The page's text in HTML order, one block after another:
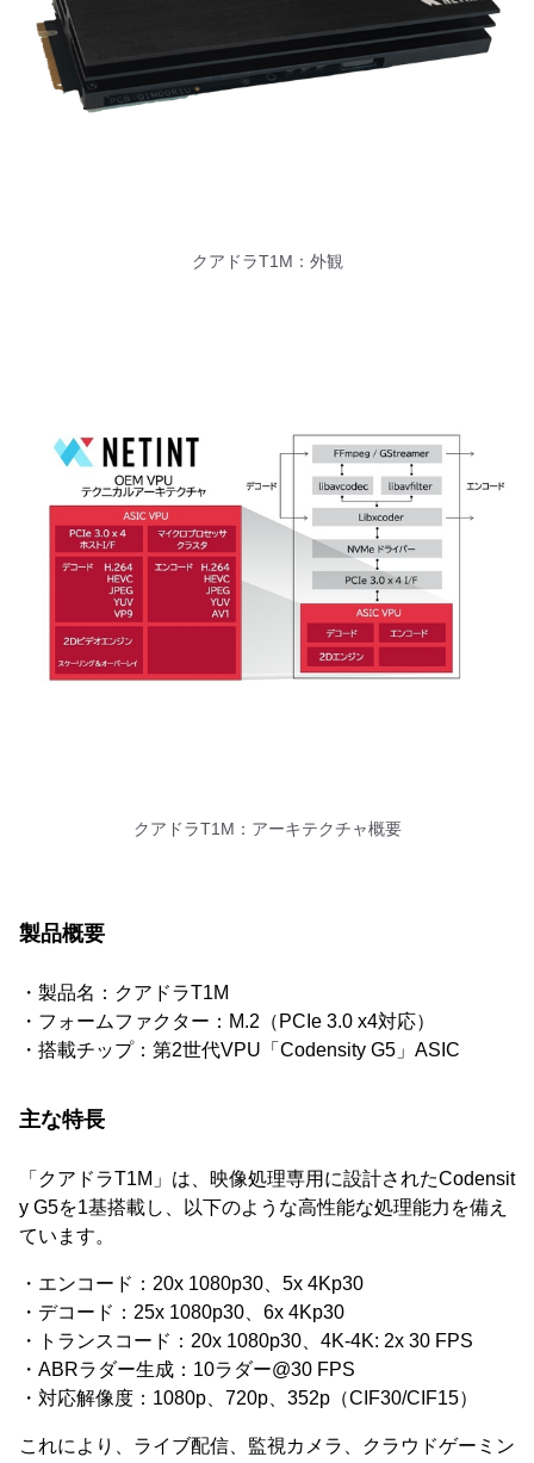
クアドラT1M：外観
クアドラT1M：アーキテクチャ概要
製品概要
・製品名：クアドラT1M
・フォームファクター：M.2（PCIe 3.0 x4対応）
・搭載チップ：第2世代VPU「Codensity G5」ASIC
主な特長
「クアドラT1M」は、映像処理専用に設計されたCodensit
y G5を1基搭載し、以下のような高性能な処理能力を備え
ています。
・エンコード：20x 1080p30、5x 4Kp30
・デコード：25x 1080p30、6x 4Kp30
・トランスコード：20x 1080p30、4K-4K: 2x 30 FPS
・ABRラダー生成：10ラダー@30 FPS
・対応解像度：1080p、720p、352p（CIF30/CIF15）
これにより、ライブ配信、監視カメラ、クラウドゲーミン